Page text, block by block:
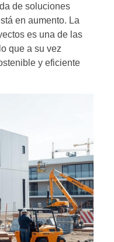
de soluciones
en aumento. La
es una de las
que a su vez
y eficiente